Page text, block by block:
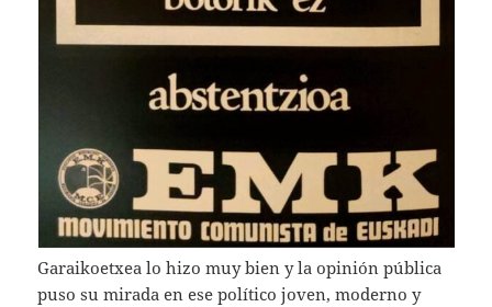
Garaikoetxea lo hizo muy bien y la opinión pública
puso su mirada en ese político joven, moderno y